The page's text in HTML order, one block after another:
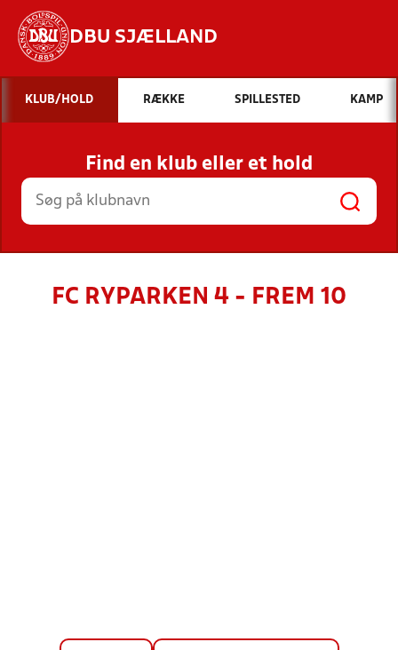
DBU SJÆLLAND
Hvad vil du søge efter?
INDHOLD OG NYHEDER
STILLINGER, RESULTATER, KLUBBER OG
HOLD
KLUB/HOLD RÆKKE SPILLESTED KAMP
Find en klub eller et hold
FC RYPARKEN 4 - FREM 10